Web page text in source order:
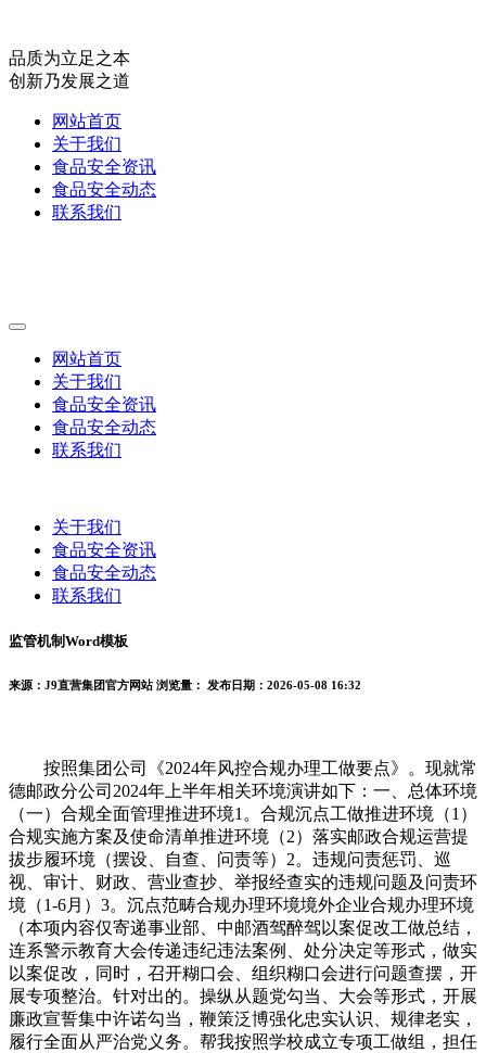
品质为立足之本
创新乃发展之道
网站首页
关于我们
食品安全资讯
食品安全动态
联系我们
网站首页
关于我们
食品安全资讯
食品安全动态
联系我们
关于我们
食品安全资讯
食品安全动态
联系我们
监管机制Word模板
来源：J9直营集团官方网站 浏览量： 发布日期：2026-05-08 16:32
按照集团公司《2024年风控合规办理工做要点》。现就常
德邮政分公司2024年上半年相关环境演讲如下：一、总体环境
（一）合规全面管理推进环境1。合规沉点工做推进环境（1）
合规实施方案及使命清单推进环境（2）落实邮政合规运营提
拔步履环境（摆设、自查、问责等）2。违规问责惩罚、巡
视、审计、财政、营业查抄、举报经查实的违规问题及问责环
境（1-6月）3。沉点范畴合规办理环境境外企业合规办理环境
（本项内容仅寄递事业部、中邮酒驾醉驾以案促改工做总结，
连系警示教育大会传递违纪违法案例、处分决定等形式，做实
以案促改，同时，召开糊口会、组织糊口会进行问题查摆，开
展专项整治。针对出的。操纵从题党勾当、大会等形式，开展
廉政宣誓集中许诺勾当，鞭策泛博强化忠实认识、规律老实，
履行全面从严治党义务。帮我按照学校成立专项工做组，担任